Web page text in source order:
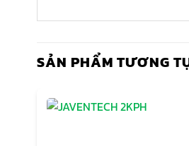
SẢN PHẨM TƯƠNG